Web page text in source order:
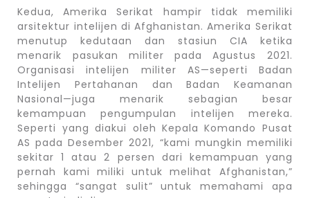
Kedua, Amerika Serikat hampir tidak memiliki
arsitektur intelijen di Afghanistan. Amerika Serikat
menutup kedutaan dan stasiun CIA ketika
menarik pasukan militer pada Agustus 2021.
Organisasi intelijen militer AS—seperti Badan
Intelijen Pertahanan dan Badan Keamanan
Nasional—juga menarik sebagian besar
kemampuan pengumpulan intelijen mereka.
Seperti yang diakui oleh Kepala Komando Pusat
AS pada Desember 2021, “kami mungkin memiliki
sekitar 1 atau 2 persen dari kemampuan yang
pernah kami miliki untuk melihat Afghanistan,”
sehingga “sangat sulit” untuk memahami apa